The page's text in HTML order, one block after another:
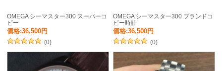
OMEGA シーマスター300 スーパーコ
ピー
価格:36,500円
(0)
OMEGA シーマスター300 ブランドコ
ピー時計
価格:36,500円
(0)